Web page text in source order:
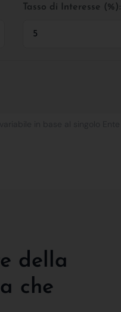
Tasso di Interesse (%):
della
che